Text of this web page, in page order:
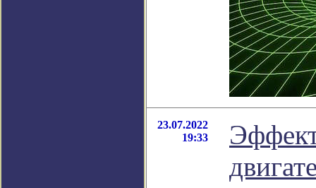
23.07.2022
19:33